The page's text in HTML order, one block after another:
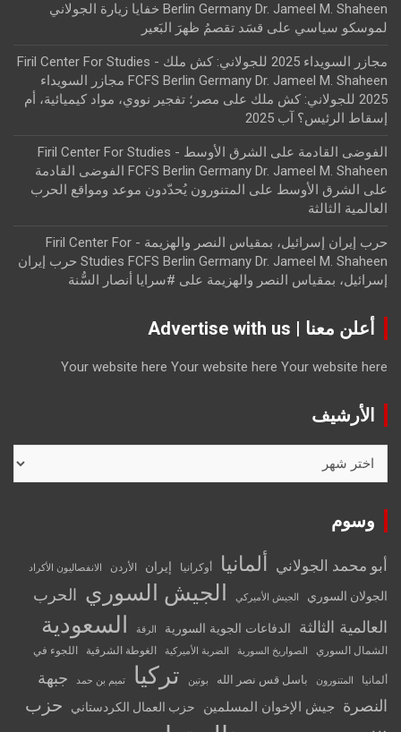
Berlin Germany Dr. Jameel M. Shaheen خفايا زيارة الجولاني
لموسكو سياسي على قسَد تقصمُ ظهرَ البَعير
مجازر السويداء 2025 للجولاني: كش ملك - Firil Center For Studies
FCFS Berlin Germany Dr. Jameel M. Shaheen مجازر السويداء
2025 للجولاني: كش ملك
على مصر؛ تفجير نووي، مواد كيميائية، أم
إسقاط الرئيس؟ آب 2025
الفوضى القادمة على الشرق الأوسط - Firil Center For Studies
FCFS Berlin Germany Dr. Jameel M. Shaheen الفوضى القادمة
على الشرق الأوسط على
المتنورون يُحدّدون موعد ومواقع الحرب
العالمية الثالثة
حرب إيران إسرائيل، بمقياس النصر والهزيمة - Firil Center For
Studies FCFS Berlin Germany Dr. Jameel M. Shaheen حرب إيران
إسرائيل، بمقياس النصر والهزيمة على #سرايا أنصار السُّنة
أعلن معنا | Advertise with us
Your website here Your website here Your website here
الأرشيف
وسوم
أبو محمد الجولاني ألمانيا أوكرانيا إيران الأردن الانفصاليون الأكراد
الجولان السوري الجيش الأميركي الجيش السوري الحرب
العالمية الثالثة
الدفاعات الجوية السورية الرقة السعودية
الشمال السوري الصواريخ السورية الضربة الأميركية الغوطة الشرقية اللجوء في
ألمانيا المتنورون باسل قس نصر الله بوتين تركيا تميم بن حمد
جبهة
النصرة
جيش الإخوان المسلمين حزب العمال الكردستاني
حزب